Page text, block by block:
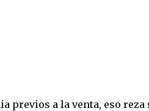
previos a la venta, eso reza